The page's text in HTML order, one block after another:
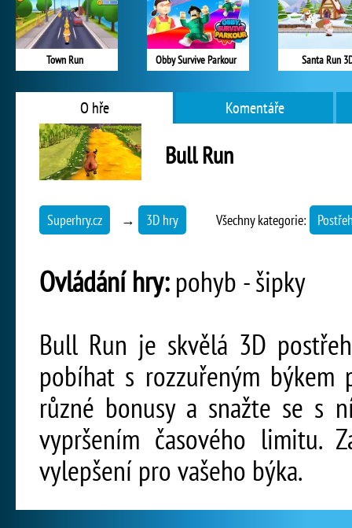
Town Run Obby Survive Parkour Santa Run
O hře Komentáře
Bull Run
Superhry.cz → 3D hry Všechny kategorie:
Ovládání hry:pohyb - šipky
Bull Run je skvělá 3D
pobíhat s rozzuřeným býkem
různé bonusy a snažte se s
vypršením časového limitu.
vylepšení pro vašeho býka.